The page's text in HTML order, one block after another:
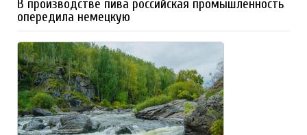
В производстве пива российская промышленность
опередила немецкую